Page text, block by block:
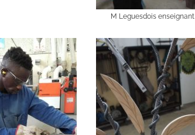
M Leguesdois enseignant